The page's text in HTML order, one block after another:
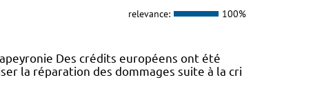
relevance: 100%
Des crédits européens ont été
la réparation des dommages suite à la cri